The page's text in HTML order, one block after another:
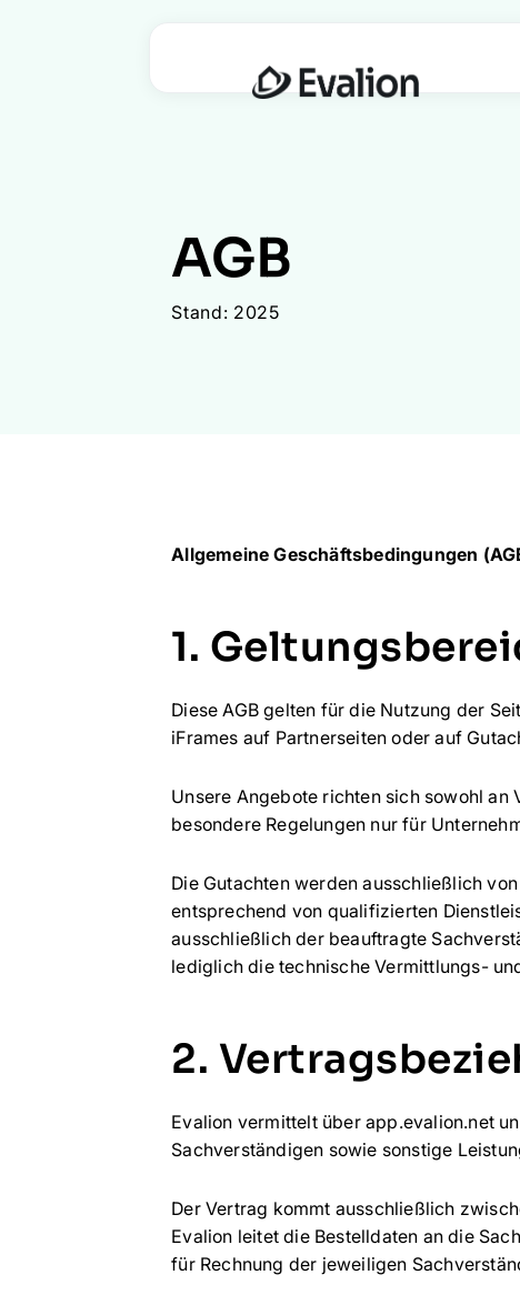
AGB
Stand: 2025
Allgemeine Geschäftsbedingungen
1.
Diese AGB gelten für die Nutzung der
iFrames auf Partnerseiten oder auf
Unsere Angebote richten sich sowohl an
besondere Regelungen nur für
Die Gutachten werden ausschließlich
entsprechend von qualifizierten
ausschließlich der beauftragte
lediglich die technische Vermittlungs-
2.
Evalion vermittelt über app.evalion.net
Sachverständigen sowie sonstige
Der Vertrag kommt ausschließlich
Evalion leitet die Bestelldaten an die
für Rechnung der jeweiligen